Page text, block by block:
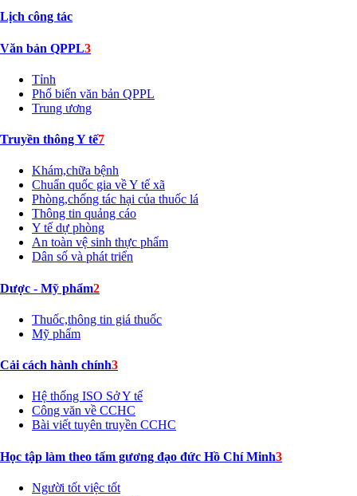
Lịch công tác
Văn bản QPPL3
Tỉnh
Phổ biến văn bản QPPL
Trung ương
Truyền thông Y tế7
Khám,chữa bệnh
Chuẩn quốc gia về Y tế xã
Phòng,chống tác hại của thuốc lá
Thông tin quảng cáo
Y tế dự phòng
An toàn vệ sinh thực phẩm
Dân số và phát triển
Dược - Mỹ phẩm2
Thuốc,thông tin giá thuốc
Mỹ phẩm
Cải cách hành chính3
Hệ thống ISO Sở Y tế
Công văn về CCHC
Bài viết tuyên truyền CCHC
Học tập làm theo tấm gương đạo đức Hồ Chí Minh3
Người tốt việc tốt